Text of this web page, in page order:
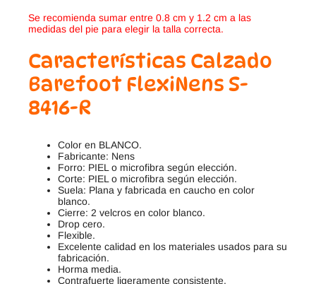
Se recomienda sumar entre 0.8 cm y 1.2 cm a las
medidas del pie para elegir la talla correcta.
Características Calzado
Barefoot FlexiNens S-
8416-R
Color en BLANCO.
Fabricante: Nens
Forro: PIEL o microfibra según elección.
Corte: PIEL o microfibra según elección.
Suela: Plana y fabricada en caucho en color
blanco.
Cierre: 2 velcros en color blanco.
Drop cero.
Flexible.
Excelente calidad en los materiales usados para su
fabricación.
Horma media.
Contrafuerte ligeramente consistente.